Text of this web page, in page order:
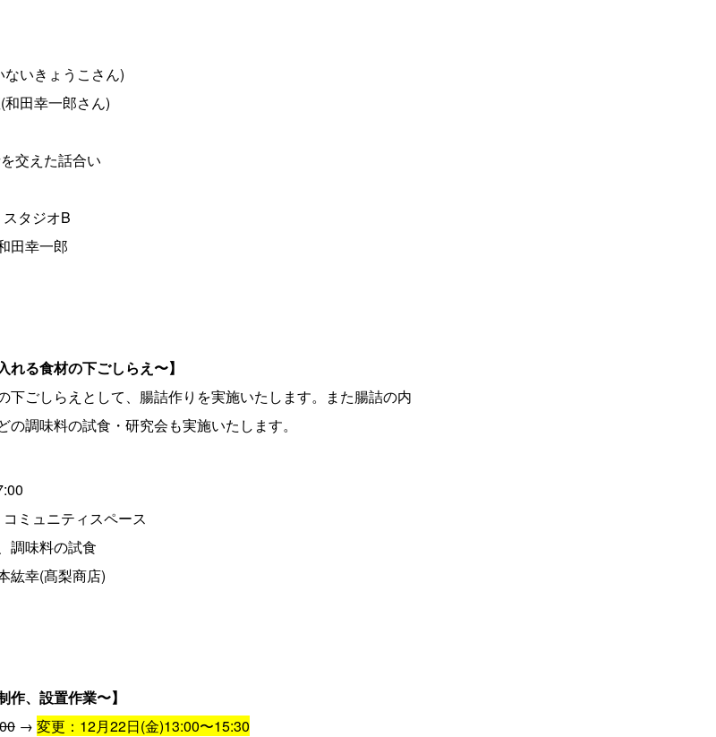
いきょうこさん)
田幸一郎さん)
交えた話合い
タジオB
田幸一郎
れる食材の下ごしらえ〜】
下ごしらえとして、腸詰作りを実施いたします。また腸詰の内
調味料の試食・研究会も実施いたします。
ミュニティスペース
調味料の試食
紘幸(髙梨商店)
作、設置作業〜】
→ 変更：12月22日(金)13:00〜15:30